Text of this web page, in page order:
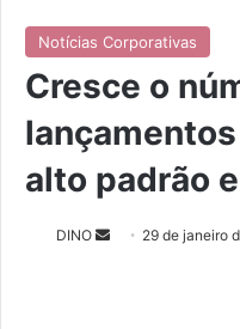
Notícias Corporativas
Cresce o
alto padrão
DINO 29 de janeiro